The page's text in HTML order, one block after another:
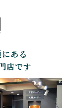
ル
ー
＆メルシエ
＆ROSS
ロス
Supply Compan
ー・サプライ・カ
ある
店です